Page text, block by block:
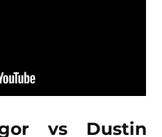
vs Dustin